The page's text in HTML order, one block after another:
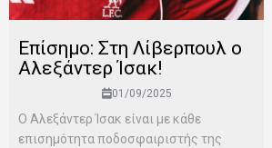
Επίσημο: Στη Λίβερπουλ ο
Αλεξάντερ Ίσακ!
01/09/2025
Ο Αλεξάντερ Ίσακ είναι με κάθε
επισημότητα ποδοσφαιριστής της